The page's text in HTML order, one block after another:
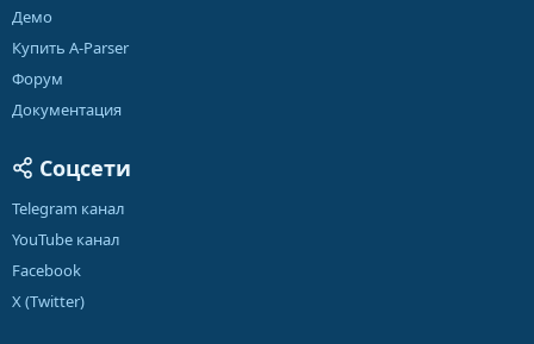
Демо
Купить A-Parser
Форум
Документация
Соцсети
Telegram канал
YouTube канал
Facebook
X (Twitter)